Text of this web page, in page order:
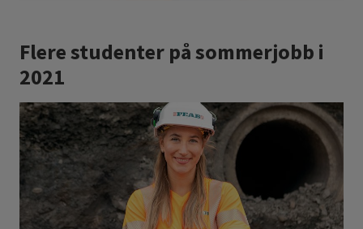
Flere studenter på sommerjobb i
2021